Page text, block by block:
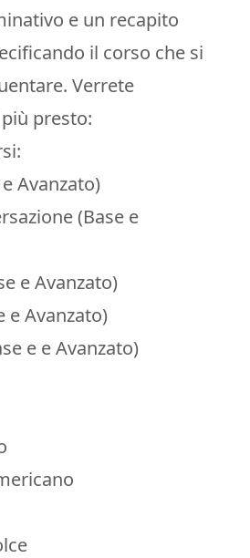
e un recapito
il corso che si
Verrete
presto:
Avanzato)
(Base e
e Avanzato)
e Avanzato)
e e Avanzato)